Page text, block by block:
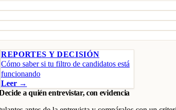
REPORTES Y DECISIÓN
Cómo saber si tu filtro de candidatos está
funcionando
Leer →
a quién entrevistar, con evidencia